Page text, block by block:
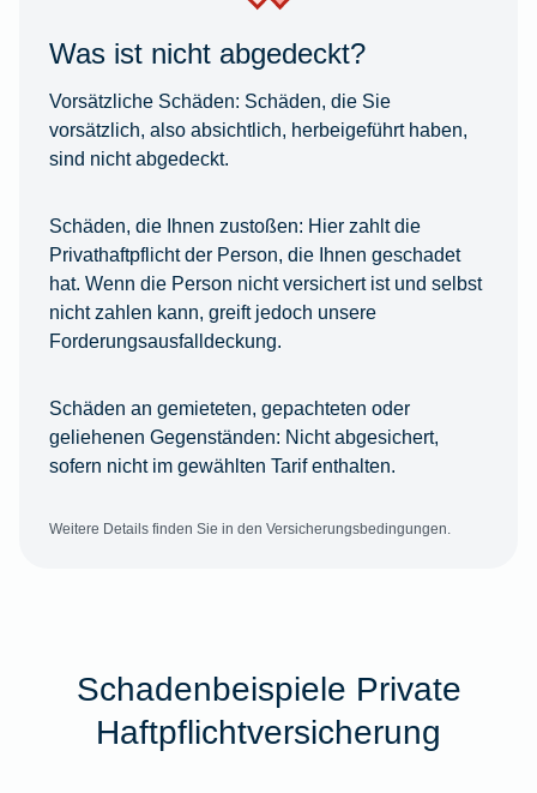
Was ist nicht abgedeckt?
Vorsätzliche Schäden: Schäden, die Sie
vorsätzlich, also absichtlich, herbeigeführt haben,
sind nicht abgedeckt.
Schäden, die Ihnen zustoßen: Hier zahlt die
Privathaftpflicht der Person, die Ihnen geschadet
hat. Wenn die Person nicht versichert ist und selbst
nicht zahlen kann, greift jedoch unsere
Forderungsausfalldeckung.
Schäden an gemieteten, gepachteten oder
geliehenen Gegenständen: Nicht abgesichert,
sofern nicht im gewählten Tarif enthalten.
Weitere Details finden Sie in den Versicherungsbedingungen.
Schadenbeispiele Private
Haftpflichtversicherung